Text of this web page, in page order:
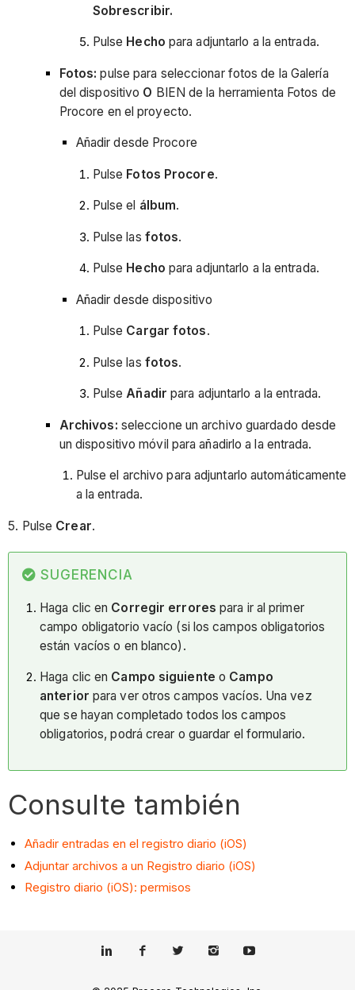
Sobrescribir.
Pulse Hecho para adjuntarlo a la entrada.
Fotos: pulse para seleccionar fotos de la Galería
del dispositivo O BIEN de la herramienta Fotos de
Procore en el proyecto.
Añadir desde Procore
Pulse Fotos Procore.
Pulse el álbum.
Pulse las fotos.
Pulse Hecho para adjuntarlo a la entrada.
Añadir desde dispositivo
Pulse Cargar fotos.
Pulse las fotos.
PulseAñadir para adjuntarlo a la entrada.
Archivos: seleccione un archivo guardado desde
un dispositivo móvil para añadirlo a la entrada.
Pulse el archivo para adjuntarlo automáticamente
a la entrada.
5. Pulse Crear.
SUGERENCIA
Haga clic en Corregir errores para ir al primer
campo obligatorio vacío (si los campos obligatorios
están vacíos o en blanco).
Haga clic en Campo siguiente o Campo
anterior para ver otros campos vacíos. Una vez
que se hayan completado todos los campos
obligatorios, podrá crear o guardar el formulario.
Consulte también
Añadir entradas en el registro diario (iOS)
Adjuntar archivos a un Registro diario (iOS)
Registro diario (iOS): permisos